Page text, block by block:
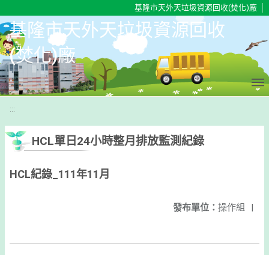
基隆市天外天垃圾資源回收(焚化)廠
基隆市天外天垃圾資源回收
(焚化)廠
:::
HCL單日24小時整月排放監測紀錄
HCL紀錄_111年11月
發布單位： 操作組 |